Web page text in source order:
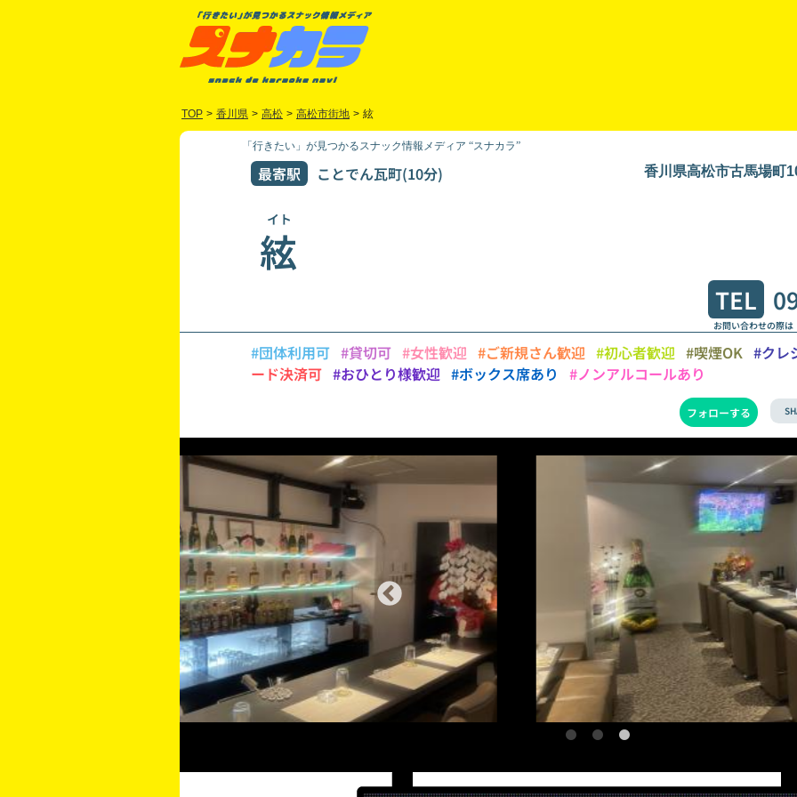
TOP > 香川県 > 高松 > 高松市街地 > 絃
「行きたい」が見つかるスナック情報メディア “スナカラ”
最寄駅 ことでん瓦町(10分) 香川県高松市古馬場町
イト
絃
TEL
お問い合わせの際
#団体利用可 #貸切可 #女性歓迎 #ご新規さん歓迎 #初心者歓迎 #喫煙OK #クレ
ード決済可 #おひとり様歓迎 #ボックス席あり #ノンアルコールあり
フォローする